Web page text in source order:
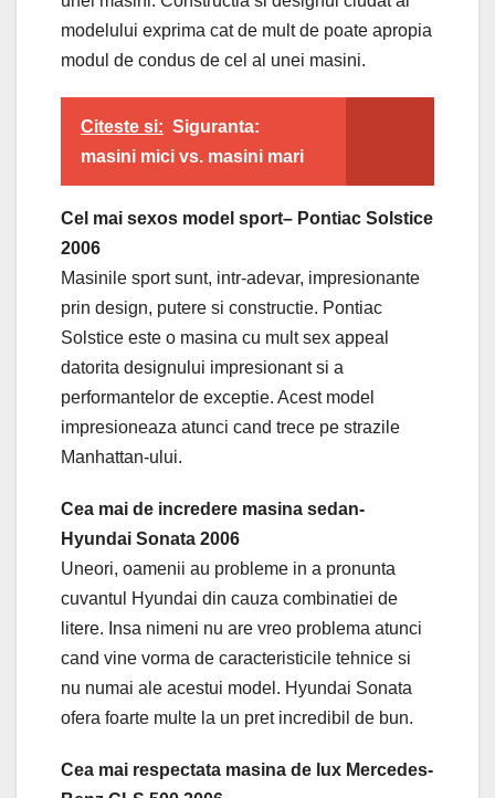
modelului exprima cat de mult de poate apropia
modul de condus de cel al unei masini.
Citeste si: Siguranta:
masini mici vs. masini mari
Cel mai sexos model sport– Pontiac Solstice
2006
Masinile sport sunt, intr-adevar, impresionante
prin design, putere si constructie. Pontiac
Solstice este o masina cu mult sex appeal
datorita designului impresionant si a
performantelor de exceptie. Acest model
impresioneaza atunci cand trece pe strazile
Manhattan-ului.
Cea mai de incredere masina sedan-
Hyundai Sonata 2006
Uneori, oamenii au probleme in a pronunta
cuvantul Hyundai din cauza combinatiei de
litere. Insa nimeni nu are vreo problema atunci
cand vine vorma de caracteristicile tehnice si
nu numai ale acestui model. Hyundai Sonata
ofera foarte multe la un pret incredibil de bun.
Cea mai respectata masina de lux Mercedes-